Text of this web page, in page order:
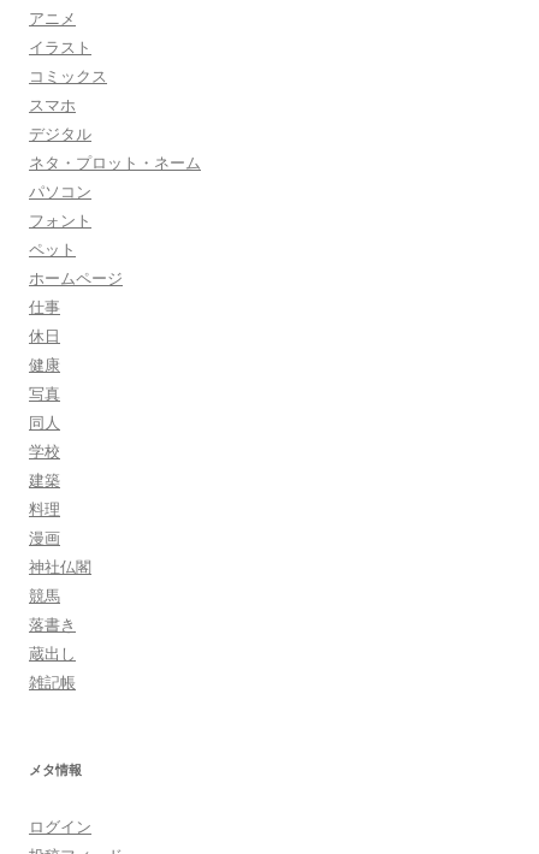
アニメ
イラスト
コミックス
スマホ
デジタル
ネタ・プロット・ネーム
パソコン
フォント
ペット
ホームページ
仕事
休日
健康
写真
同人
学校
建築
料理
漫画
神社仏閣
競馬
落書き
蔵出し
雑記帳
メタ情報
ログイン